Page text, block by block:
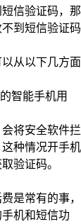
信验证码，那
到短信验证码
从以下几方面
智能手机用
将安全软件拦
种情况开手机
验证码。
是常有的事，
机和短信功